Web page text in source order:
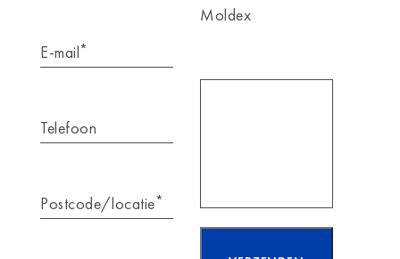
E-mail*
Telefoon
Postcode/locatie*
Moldex